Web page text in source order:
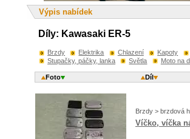
Výpis nabídek
Díly: Kawasaki ER-5
Brzdy Elektrika Chlazení
Kapoty
Stupačky, páčky, lanka
Světla Moto na
Foto Díl
Brzdy > brzdová
Víčko, víčka